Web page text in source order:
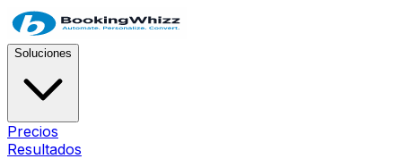
Soluciones
Precios
Resultados